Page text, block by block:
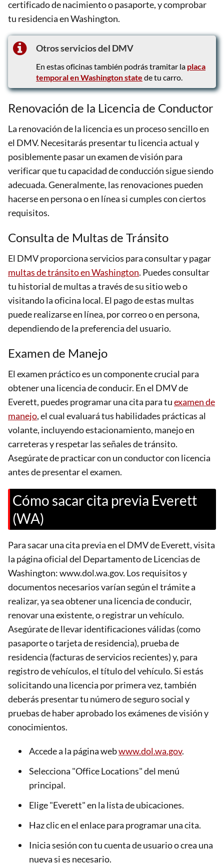
certificado de nacimiento o pasaporte, y comprobar
tu residencia en Washington.
Otros servicios del DMV
En estas oficinas también podrás tramitar la placa
temporal en Washington state de tu carro.
Renovación de la Licencia de Conductor
La renovación de la licencia es un proceso sencillo en
el DMV. Necesitarás presentar tu licencia actual y
posiblemente pasar un examen de visión para
verificar que tu capacidad de conducción sigue siendo
adecuada. Generalmente, las renovaciones pueden
hacerse en persona o en línea si cumples con ciertos
requisitos.
Consulta de Multas de Tránsito
El DMV proporciona servicios para consultar y pagar
multas de tránsito en Washington. Puedes consultar
tu historial de multas a través de su sitio web o
visitando la oficina local. El pago de estas multas
puede realizarse en línea, por correo o en persona,
dependiendo de la preferencia del usuario.
Examen de Manejo
El examen práctico es un componente crucial para
obtener una licencia de conducir. En el DMV de
Everett, puedes programar una cita para tuexamen de
manejo, el cual evaluará tus habilidades prácticas al
volante, incluyendo estacionamiento, manejo en
carreteras y respetar las señales de tránsito.
Asegúrate de practicar con un conductor con licencia
antes de presentar el examen.
Cómo sacar cita previa Everett
(WA)
Para sacar una cita previa en el DMV de Everett, visita
la página oficial del Departamento de Licencias de
Washington: www.dol.wa.gov. Los requisitos y
documentos necesarios varían según el trámite a
realizar, ya sea obtener una licencia de conducir,
renovar una existente, o registrar un vehículo.
Asegúrate de llevar identificaciones válidas (como
pasaporte o tarjeta de residencia), prueba de
residencia (facturas de servicios recientes) y, para
registro de vehículos, el título del vehículo. Si estás
solicitando una licencia por primera vez, también
deberás presentar tu número de seguro social y
pruebas de haber aprobado los exámenes de visión y
conocimientos.
Accede a la página webwww.dol.wa.gov.
Selecciona "Office Locations" del menú
principal.
Elige "Everett" en la lista de ubicaciones.
Haz clic en el enlace para programar una cita.
Inicia sesión con tu cuenta de usuario o crea una
nueva si es necesario.